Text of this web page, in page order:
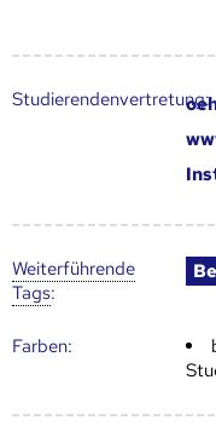
Studierendenvertretung:
Weiter­führende
Tags:
Farben: